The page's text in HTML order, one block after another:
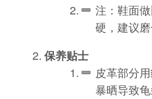
注：鞋面
硬，建议磨
保养贴士
皮革部分用
暴晒导致龟